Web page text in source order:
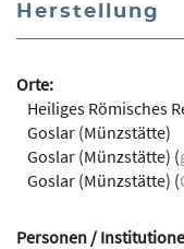
Herstellung
Orte:
Heiliges Römisches
Goslar (Münzstätte)
Goslar (Münzstätte) (
Goslar (Münzstätte) (
Personen /